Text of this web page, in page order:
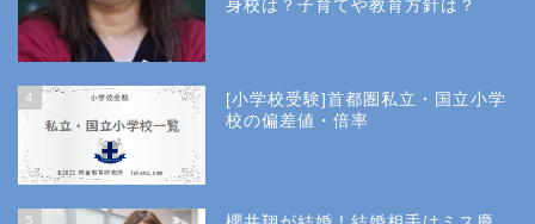
身校は？子育てや教育方針は？
4
[小学校受験]首都圏私立・国立小学
校の偏差値・倍率
5